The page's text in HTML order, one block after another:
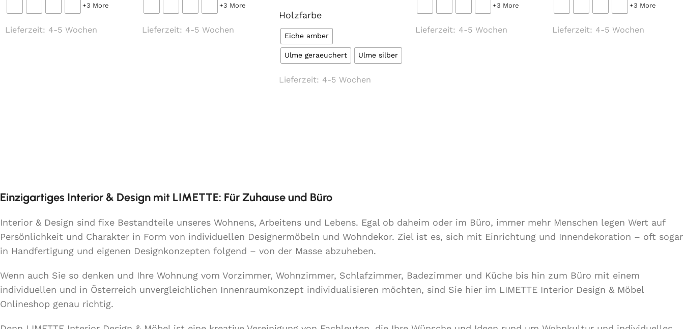
+3 More
Lieferzeit: 4-5 Wochen
+3 More
Lieferzeit: 4-5 Wochen
Holzfarbe
Eiche amber
Ulme geraeuchert Ulme silber
Lieferzeit: 4-5 Wochen
+3 More
Lieferzeit: 4-5 Wochen
+3 More
Lieferzeit: 4-5 Wochen
Einzigartiges Interior & Design mit LIMETTE: Für Zuhause und Büro
Interior & Design sind fixe Bestandteile unseres Wohnens, Arbeitens und Lebens. Egal ob daheim oder im Büro, immer mehr Menschen legen Wert auf
Persönlichkeit und Charakter in Form von individuellen Designermöbeln und Wohndekor. Ziel ist es, sich mit Einrichtung und Innendekoration – oft sogar
in Handfertigung und eigenen Designkonzepten folgend – von der Masse abzuheben.
Wenn auch Sie so denken und Ihre Wohnung vom Vorzimmer, Wohnzimmer, Schlafzimmer, Badezimmer und Küche bis hin zum Büro mit einem
individuellen und in Österreich unvergleichlichen Innenraumkonzept individualisieren möchten, sind Sie hier im LIMETTE Interior Design & Möbel
Onlineshop genau richtig.